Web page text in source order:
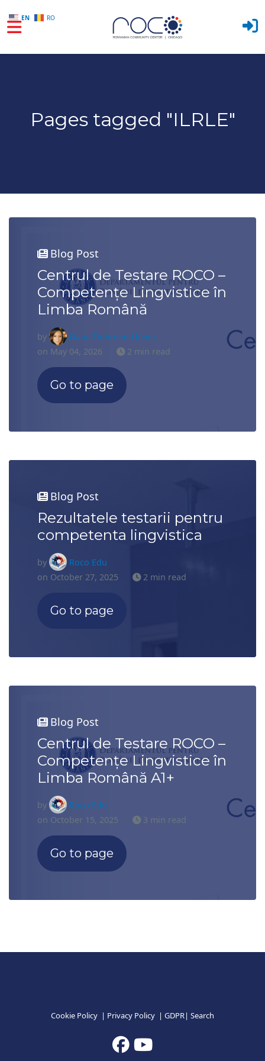
EN RO
Pages tagged "ILRLE"
Blog Post
Centrul de Testare ROCO –
Competențe Lingvistice în
Limba Română
by
Oana Dobrean-Urzica
on May 04, 2026
2 min read
Go to page
Blog Post
Rezultatele testarii pentru
competenta lingvistica
by
Roco Edu
on October 27, 2025
2 min read
Go to page
Blog Post
Centrul de Testare ROCO –
Competențe Lingvistice în
Limba Română A1+
by
Roco Edu
on October 15, 2025
3 min read
Go to page
Cookie Policy | Privacy Policy | GDPR| Search